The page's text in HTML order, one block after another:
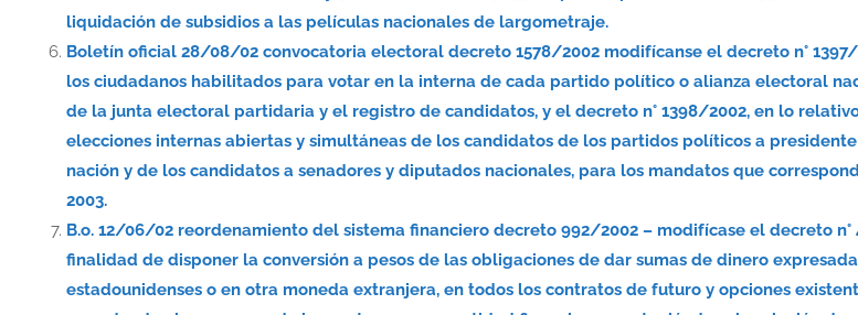
liquidación de subsidios a las películas nacionales de largometraje.
Boletín oficial 28/08/02 convocatoria electoral decreto 1578/2002 modifícanse el decreto n°
los ciudadanos habilitados para votar en la interna de cada partido político o alianza electoral
de la junta electoral partidaria y el registro de candidatos, y el decreto n° 1398/2002, en lo
elecciones internas abiertas y simultáneas de los candidatos de los partidos políticos a
nación y de los candidatos a senadores y diputados nacionales, para los mandatos que
2003.
B.o. 12/06/02 reordenamiento del sistema financiero decreto 992/2002 – modifícase el decreto n°
finalidad de disponer la conversión a pesos de las obligaciones de dar sumas de dinero
estadounidenses o en otra moneda extranjera, en todos los contratos de futuro y opciones